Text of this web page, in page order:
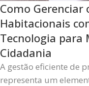
Como Gerenciar
Habitacionais
Tecnologia para
Cidadania
A gestão eficiente de
representa um